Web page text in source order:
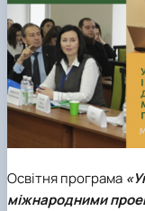
Освітня програма
міжнародними